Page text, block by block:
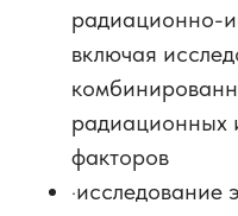
радиационно-
включая
радиационных
факторов
·исследование